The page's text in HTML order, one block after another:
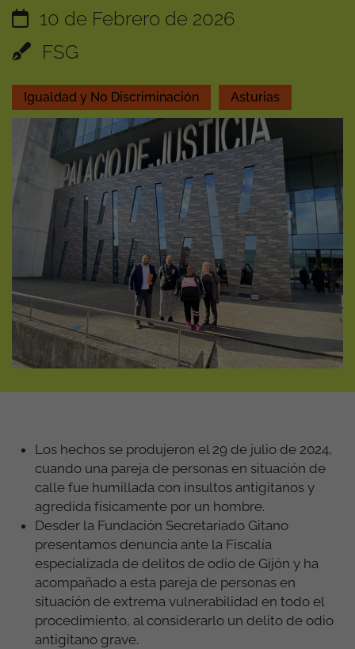
10 de Febrero de 2026
FSG
Igualdad y No Discriminación Asturias
Los hechos se produjeron el 29 de julio de 2024,
cuando una pareja de personas en situación de
calle fue humillada con insultos antigitanos y
agredida físicamente por un hombre.
Desder la Fundación Secretariado Gitano
presentamos denuncia ante la Fiscalía
especializada de delitos de odio de Gijón y ha
acompañado a esta pareja de personas en
situación de extrema vulnerabilidad en todo el
procedimiento, al considerarlo un delito de odio
antigitano grave.